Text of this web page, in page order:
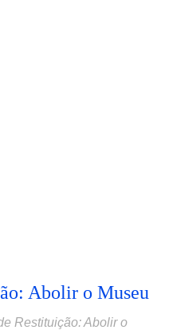
Abolir o Museu
Restituição: Abolir o